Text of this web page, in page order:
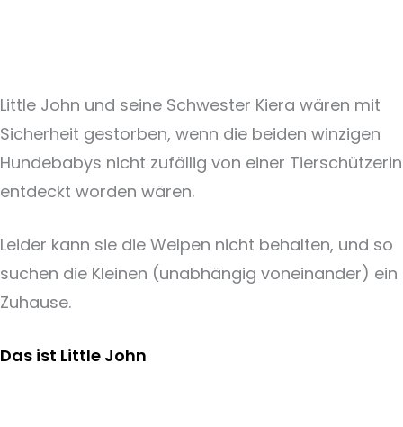
Little John und seine Schwester Kiera wären mit
Sicherheit gestorben, wenn die beiden winzigen
Hundebabys nicht zufällig von einer Tierschützerin
entdeckt worden wären.
Leider kann sie die Welpen nicht behalten, und so
suchen die Kleinen (unabhängig voneinander) ein
Zuhause.
Das ist Little John